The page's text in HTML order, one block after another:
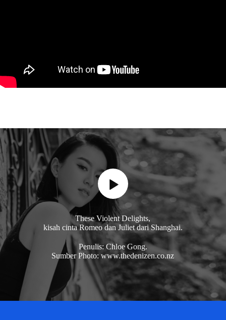
These Violent Delights,
kisah cinta Romeo dan Juliet dari Shanghai.
Penulis: Chloe Gong.
Sumber Photo: www.thedenizen.co.nz